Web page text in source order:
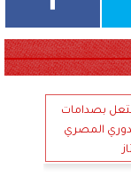
بصدامات
المصري